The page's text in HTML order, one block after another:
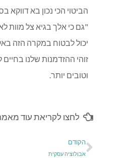
הביטוי הכי נכון בא דווקא
"גם כי אלך בגיא צל מוות
יכול לבטוח במקרה הזה
זוהי ההזדמנות שלנו
וטובים יותר.
לחצו לקריאת עוד
הקודם
אבולוציה עסקית